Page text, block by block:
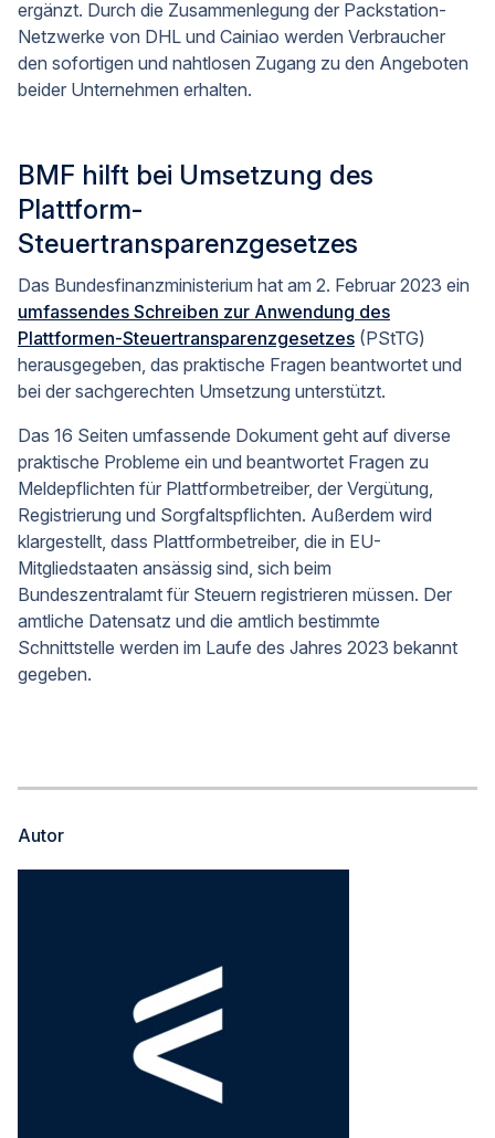
ergänzt. Durch die Zusammenlegung der Packstation-
Netzwerke von DHL und Cainiao werden Verbraucher
den sofortigen und nahtlosen Zugang zu den Angeboten
beider Unternehmen erhalten.
BMF hilft bei Umsetzung des
Plattform-
Steuertransparenzgesetzes
Das Bundesfinanzministerium hat am 2. Februar 2023 ein
umfassendes Schreiben zur Anwendung des
Plattformen-Steuertransparenzgesetzes (PStTG)
herausgegeben, das praktische Fragen beantwortet und
bei der sachgerechten Umsetzung unterstützt.
Das 16 Seiten umfassende Dokument geht auf diverse
praktische Probleme ein und beantwortet Fragen zu
Meldepflichten für Plattformbetreiber, der Vergütung,
Registrierung und Sorgfaltspflichten. Außerdem wird
klargestellt, dass Plattformbetreiber, die in EU-
Mitgliedstaaten ansässig sind, sich beim
Bundeszentralamt für Steuern registrieren müssen. Der
amtliche Datensatz und die amtlich bestimmte
Schnittstelle werden im Laufe des Jahres 2023 bekannt
gegeben.
Autor